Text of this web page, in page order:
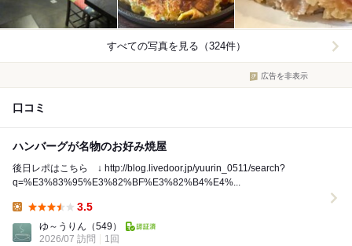
すべての写真を見る（324件）
広告を非表示
口コミ
ハンバーグが名物のお好み焼屋
後日レポはこちら ↓ http://blog.livedoor.jp/yuurin_0511/search?
q=%E3%83%95%E3%82%BF%E3%82%B4%E4%...
3.5
ゆ～うりん （549）
2026/07 訪問
1回